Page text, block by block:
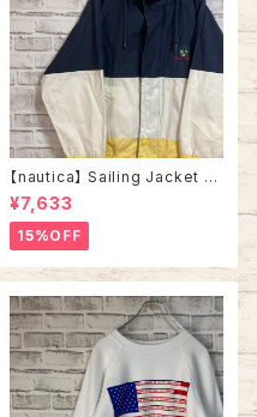
【nautica】 Sailing Jacket L
相当 90s “Old nautica”ノー
ティカ 切替 セーリングジャケッ
ト 刺繍ロゴ 胸ロゴ 旧タグ アウ
ター アメリカ USA 古着
¥7,633
15%OFF